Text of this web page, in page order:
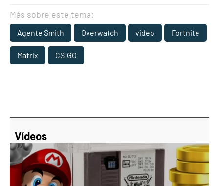
Más sobre este tema:
Agente Smith Overwatch video Fortnite
Matrix CS:GO
Vídeos